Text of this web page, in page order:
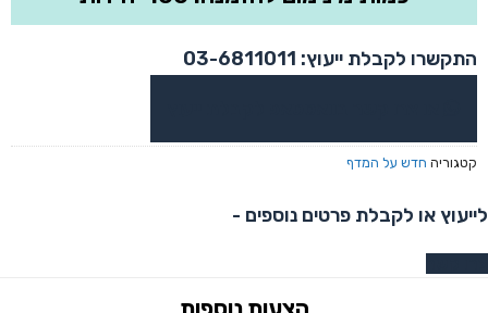
התקשרו לקבלת ייעוץ: 03-6811011
קטגוריה חדש על המדף
לייעוץ או לקבלת פרטים נוספים -